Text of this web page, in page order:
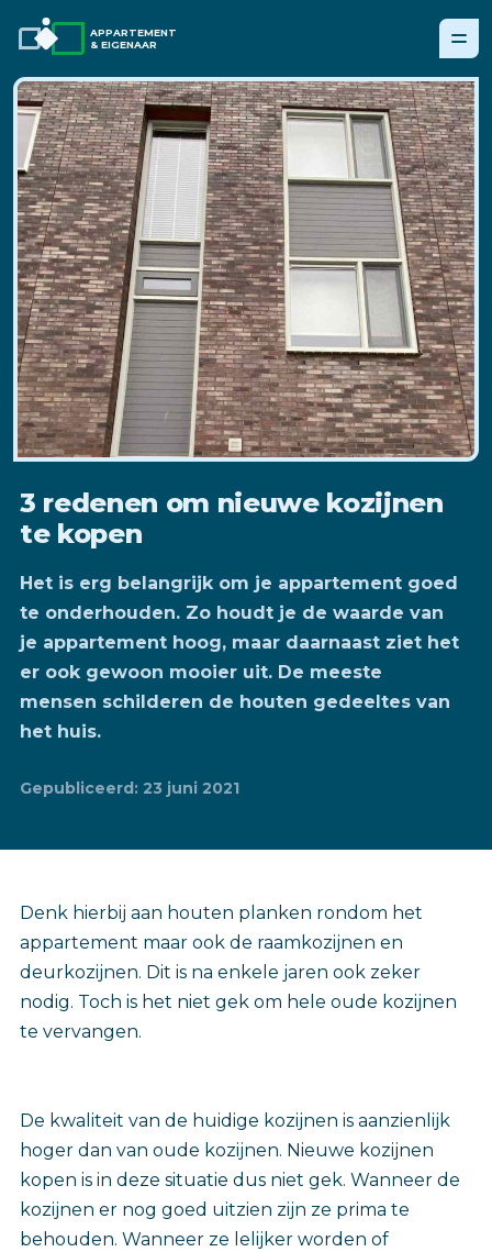
APPARTEMENT
& EIGENAAR
3 redenen om nieuwe kozijnen
te kopen
Het is erg belangrijk om je appartement goed
te onderhouden. Zo houdt je de waarde van
je appartement hoog, maar daarnaast ziet het
er ook gewoon mooier uit. De meeste
mensen schilderen de houten gedeeltes van
het huis.
Gepubliceerd: 23 juni 2021
Denk hierbij aan houten planken rondom het
appartement maar ook de raamkozijnen en
deurkozijnen. Dit is na enkele jaren ook zeker
nodig. Toch is het niet gek om hele oude kozijnen
te vervangen.
De kwaliteit van de huidige kozijnen is aanzienlijk
hoger dan van oude kozijnen. Nieuwe kozijnen
kopen is in deze situatie dus niet gek. Wanneer de
kozijnen er nog goed uitzien zijn ze prima te
behouden. Wanneer ze lelijker worden of